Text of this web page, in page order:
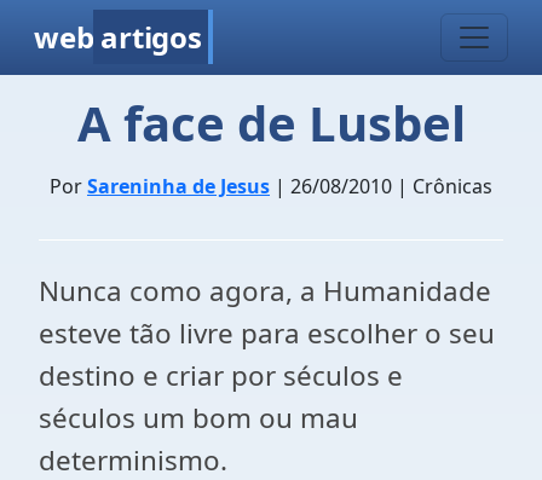
web artigos
A face de Lusbel
PorSareninha de Jesus | 26/08/2010 | Crônicas
Nunca como agora, a Humanidade
esteve tão livre para escolher o seu
destino e criar por séculos e
séculos um bom ou mau
determinismo.